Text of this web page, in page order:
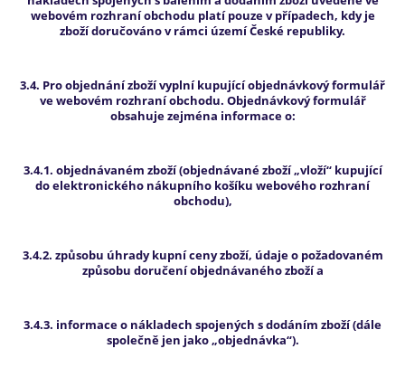
webovém rozhraní obchodu platí pouze v případech, kdy je
zboží doručováno v rámci území České republiky.
3.4. Pro objednání zboží vyplní kupující objednávkový formulář
ve webovém rozhraní obchodu. Objednávkový formulář
obsahuje zejména informace o:
3.4.1. objednávaném zboží (objednávané zboží „vloží“ kupující
do elektronického nákupního košíku webového rozhraní
obchodu),
3.4.2. způsobu úhrady kupní ceny zboží, údaje o požadovaném
způsobu doručení objednávaného zboží a
3.4.3. informace o nákladech spojených s dodáním zboží (dále
společně jen jako „objednávka“).